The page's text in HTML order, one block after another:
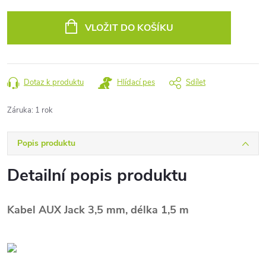
VLOŽIT DO KOŠÍKU
Dotaz k produktu Hlídací pes Sdílet
Záruka: 1 rok
Popis produktu
Detailní popis produktu
Kabel AUX Jack 3,5 mm, délka 1,5 m